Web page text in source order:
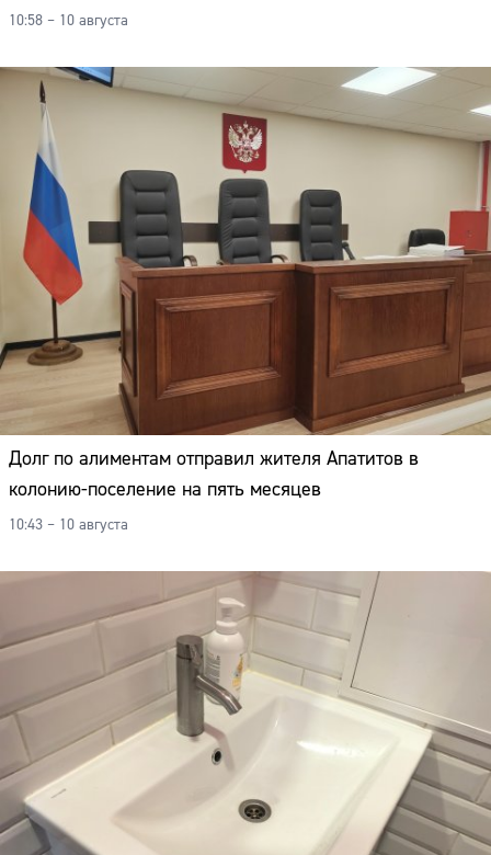
10:58 – 10 августа
Долг по алиментам отправил жителя Апатитов в
колонию-поселение на пять месяцев
10:43 – 10 августа